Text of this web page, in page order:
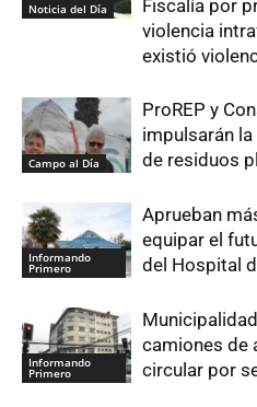
Noticia del Día
Fiscalía por
violencia
existió
Campo al Día
ProREP y
impulsarán
de residuos
Informando
Primero
Aprueban
equipar el
del Hospital
Informando
Primero
camiones de
circular por